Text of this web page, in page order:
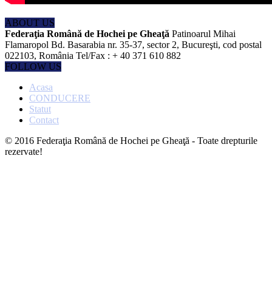
ABOUT US
Federaţia Română de Hochei pe Gheaţă Patinoarul Mihai
Flamaropol Bd. Basarabia nr. 35-37, sector 2, Bucureşti, cod postal
022103, România Tel/Fax : + 40 371 610 882
FOLLOW US
Acasa
CONDUCERE
Statut
Contact
© 2016 Federaţia Română de Hochei pe Gheaţă - Toate drepturile
rezervate!